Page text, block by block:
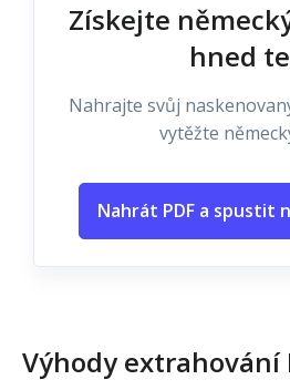
Získejte
hned
Nahrajte svůj
vytěžte
Nahrát PDF a spustit
Výhody extrahování